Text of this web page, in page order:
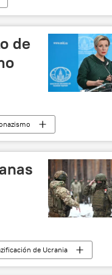
Sputnik Explica
de
de Ucrania